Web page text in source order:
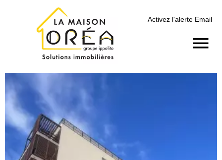
Activez l'alerte Email